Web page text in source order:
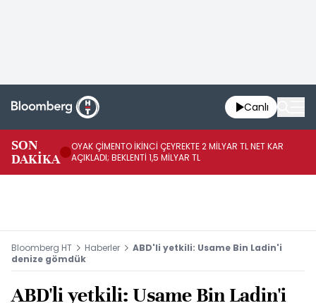
Canlı
SON
DAKİKA
OYAK ÇİMENTO İKİNCİ ÇEYREKTE 2 MİLYAR TL NET KAR
AÇIKLADI; BEKLENTİ 1,5 MİLYAR TL
Bloomberg HT Haberler
ABD'li yetkili: Usame Bin Ladin'i
denize gömdük
ABD'li yetkili: Usame Bin Ladin'i